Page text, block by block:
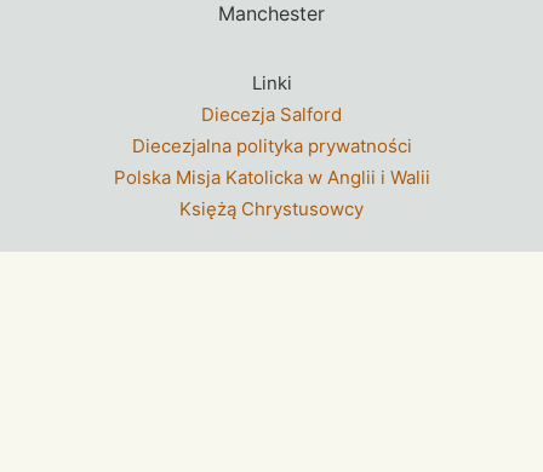
Manchester
Linki
Diecezja Salford
Diecezjalna polityka prywatności
Polska Misja Katolicka w Anglii i Walii
Księżą Chrystusowcy